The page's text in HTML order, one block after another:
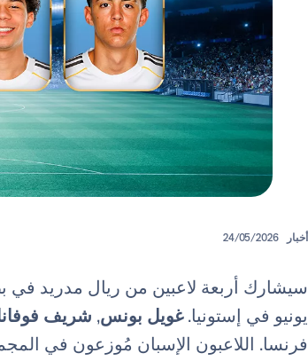
أخبار 24/05/2026
يونيو في إستونيا.غويل بونس, شريف